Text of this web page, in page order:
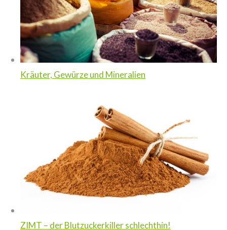
Kräuter, Gewürze und Mineralien
ZIMT – der Blutzuckerkiller schlechthin!